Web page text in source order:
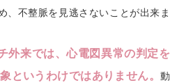
、不整脈を見逃さないことが出来ま
外来では、心電図異常の判定を
というわけではありません。 動